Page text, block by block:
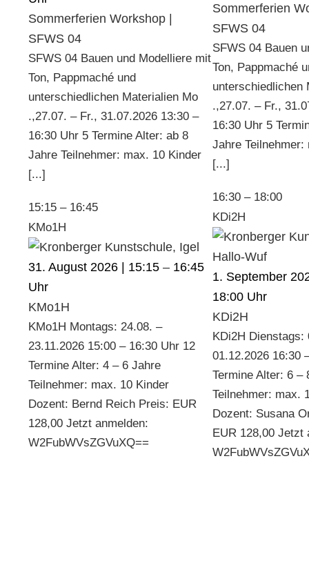
Sommerferien Workshop |
SFWS 04
SFWS 04 Bauen und Modelliere mit
Ton, Pappmaché und
unterschiedlichen Materialien Mo
.,27.07. – Fr., 31.07.2026 13:30 –
16:30 Uhr 5 Termine Alter: ab 8
Jahre Teilnehmer: max. 10 Kinder
[...]
15:15 – 16:45
KMo1H
31. August 2026 | 15:15– 16:45
KMo1H
KMo1H Montags: 24.08. –
23.11.2026 15:00 – 16:30 Uhr 12
Termine Alter: 4 – 6 Jahre
Teilnehmer: max. 10 Kinder
Dozent: Bernd Reich Preis: EUR
128,00 Jetzt anmelden:
W2FubWVsZGVuXQ==
Sommerferien
SFWS 04
SFWS 04 Bauen
Ton, Pappmaché
unterschiedlichen
.,27.07. – Fr.,
16:30 Uhr 5
Jahre
[...]
16:30 – 18:00
KDi2H
1. September
18:00
KDi2H
KDi2H Dienstags:
01.12.2026 16:30
Termine Alter: 6 –
Teilnehmer: max.
Dozent: Susana
EUR 128,00 Jetzt